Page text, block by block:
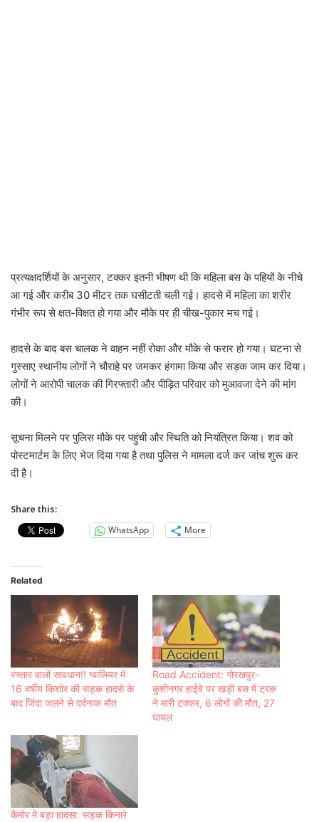
प्रत्यक्षदर्शियों के अनुसार, टक्कर इतनी भीषण थी कि महिला बस के पहियों के नीचे
आ गई और करीब 30 मीटर तक घसीटती चली गई। हादसे में महिला का शरीर
गंभीर रूप से क्षत-विक्षत हो गया और मौके पर ही चीख-पुकार मच गई।
हादसे के बाद बस चालक ने वाहन नहीं रोका और मौके से फरार हो गया। घटना से
गुस्साए स्थानीय लोगों ने चौराहे पर जमकर हंगामा किया और सड़क जाम कर दिया।
लोगों ने आरोपी चालक की गिरफ्तारी और पीड़ित परिवार को मुआवजा देने की मांग
की।
सूचना मिलने पर पुलिस मौके पर पहुंची और स्थिति को नियंत्रित किया। शव को
पोस्टमार्टम के लिए भेज दिया गया है तथा पुलिस ने मामला दर्ज कर जांच शुरू कर
दी है।
Share this:
WhatsApp
More
Related
रफ्तार वालों सावधान!! ग्वालियर में
16 वर्षीय किशोर की सड़क हादसे के
बाद जिंदा जलने से दर्दनाक मौत
Road Accident: गोरखपुर-
कुशीनगर हाईवे पर खड़ी बस में ट्रक
ने मारी टक्कर, 6 लोगों की मौत, 27
घायल
कैमोर में बड़ा हादसा: सड़क किनारे